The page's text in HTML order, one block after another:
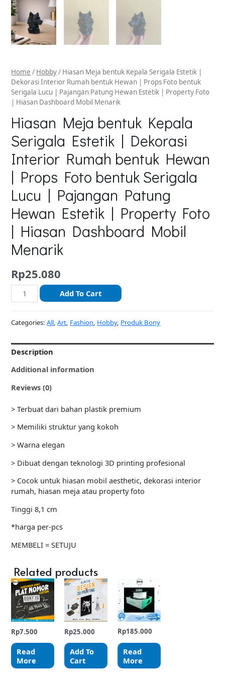
Home / Hobby/ Hiasan Meja bentuk Kepala Serigala Estetik |
Dekorasi Interior Rumah bentuk Hewan | Props Foto bentuk
Serigala Lucu | Pajangan Patung Hewan Estetik | Property Foto
| Hiasan Dashboard Mobil Menarik
Hiasan Meja bentuk Kepala
Serigala Estetik | Dekorasi
Interior Rumah bentuk Hewan
| Props Foto bentuk Serigala
Lucu | Pajangan Patung
Hewan Estetik | Property Foto
| Hiasan Dashboard Mobil
Menarik
Rp25.080
Add To Cart
Categories:All,Art, Fashion, Hobby, Produk Bony
Description
Additional information
Reviews (0)
> Terbuat dari bahan plastik premium
> Memiliki struktur yang kokoh
> Warna elegan
> Dibuat dengan teknologi 3D printing profesional
> Cocok untuk hiasan mobil aesthetic, dekorasi interior
rumah, hiasan meja atau property foto
Tinggi 8,1 cm
*harga per-pcs
MEMBELI = SETUJU
Related products
Rp7.500
Read
More
Rp25.000
Add To
Cart
Rp185.000
Read
More